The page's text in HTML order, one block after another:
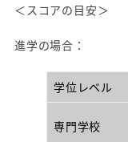
＜スコアの目安＞
進学の場合：
学位レベル
専門学校